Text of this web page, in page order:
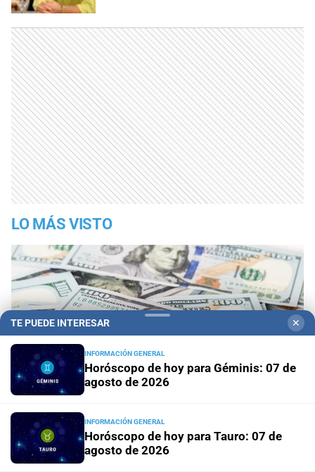
LO MÁS VISTO
1
En vivo: así cotiza el dólar hoy, jueves 6 de agosto, en
TE PUEDE INTERESAR ✕
INFORMACIÓN GENERAL
Horóscopo de hoy para Géminis: 07 de
agosto de 2026
INFORMACIÓN GENERAL
Horóscopo de hoy para Tauro: 07 de
agosto de 2026